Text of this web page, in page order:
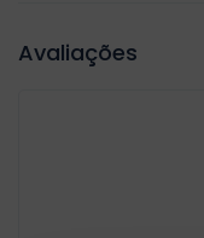
Avaliações